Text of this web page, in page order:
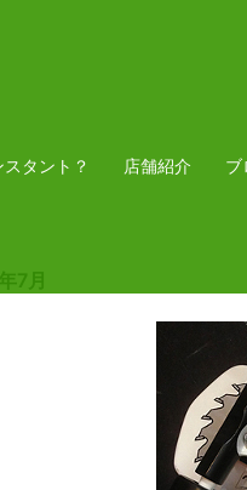
スタント？ 店舗紹介 ブ
7月